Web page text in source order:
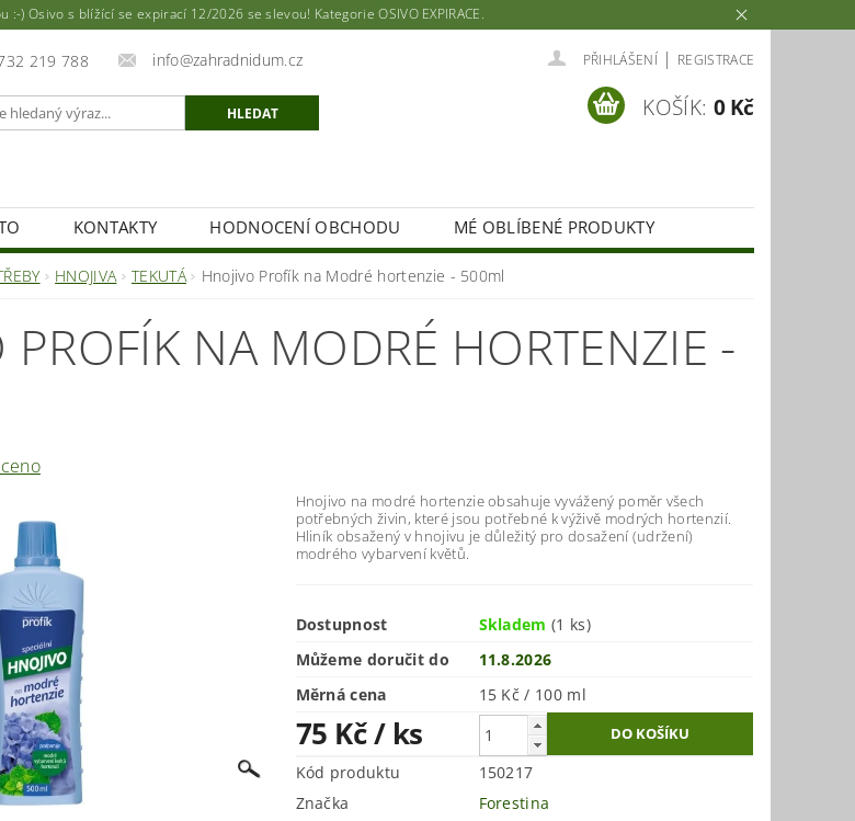
Osivo s blížící se expirací 12/2026 se slevou! Kategorie OSIVO EXPIRACE.
219 788 info@zahradnidum.cz PŘIHLÁŠENÍ | REGISTRACE
KOŠÍK: 0 Kč
KONTAKTY HODNOCENÍ OBCHODU MÉ OBLÍBENÉ PRODUKTY
HNOJIVA TEKUTÁ Hnojivo Profík na Modré hortenzie - 500ml
PROFÍK NA MODRÉ HORTENZIE -
Hnojivo na modré hortenzie obsahuje vyvážený poměr všech
potřebných živin, které jsou potřebné k výživě modrých hortenzií.
Hliník obsažený v hnojivu je důležitý pro dosažení (udržení)
modrého vybarvení květů.
Dostupnost Skladem(1 ks)
Můžeme doručit do
11.8.2026
Měrná cena
15 Kč / 100 ml
75 Kč/ ks
Kód produktu
150217
Značka
Forestina